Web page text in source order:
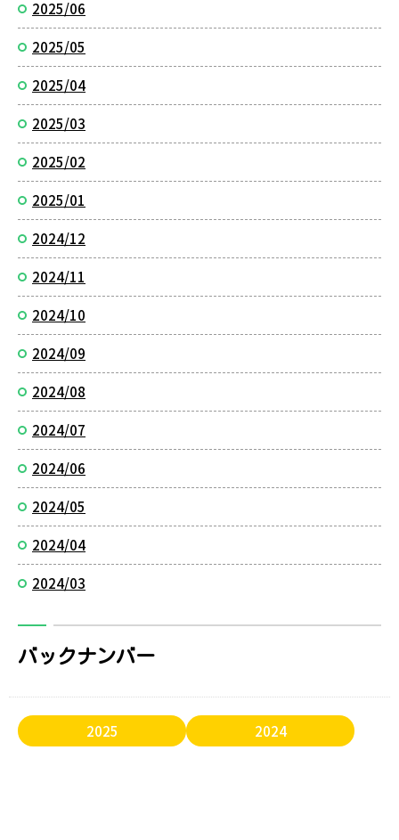
2025/06
2025/05
2025/04
2025/03
2025/02
2025/01
2024/12
2024/11
2024/10
2024/09
2024/08
2024/07
2024/06
2024/05
2024/04
2024/03
バックナンバー
2025 2024